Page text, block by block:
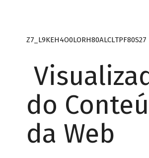
Z7_L9KEH4O0LORH80ALCLTPF80S27
do
da Web